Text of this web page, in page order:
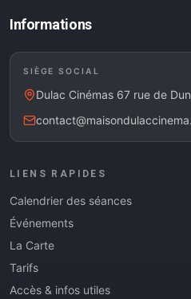
Informations
SIÈGE SOCIAL
Dulac Cinémas 67 rue de
LIENS RAPIDES
Calendrier des séances
Événements
La Carte
Tarifs
Accès & infos utiles